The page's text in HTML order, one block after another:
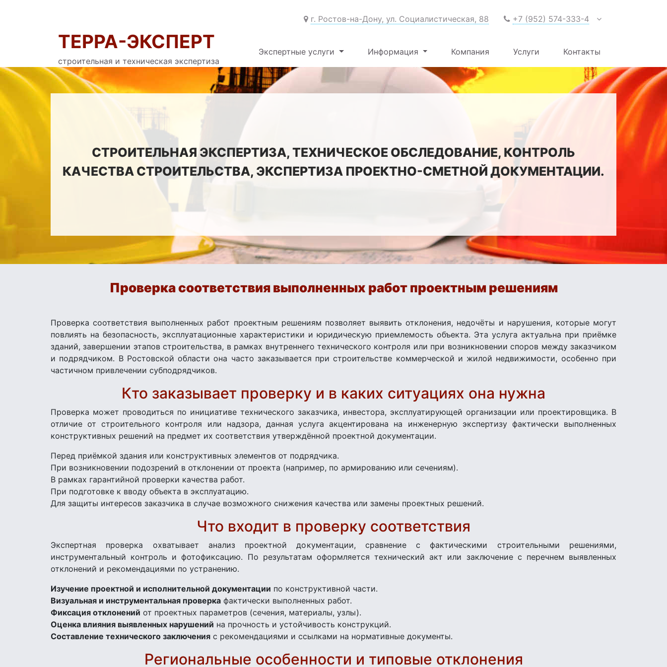
ТЕРРА-ЭКСПЕРТ
строительная и техническая экспертиза
г. Ростов-на-Дону, ул. Социалистическая, 88 +7 (952) 574-333-4
Экспертные услуги Информация Компания Услуги Контакты
СТРОИТЕЛЬНАЯ ЭКСПЕРТИЗА, ТЕХНИЧЕСКОЕ ОБСЛЕДОВАНИЕ, КОНТРОЛЬ
КАЧЕСТВА СТРОИТЕЛЬСТВА, ЭКСПЕРТИЗА ПРОЕКТНО-СМЕТНОЙ ДОКУМЕНТАЦИИ.
Проверка соответствия выполненных работ проектным решениям
Проверка соответствия выполненных работ проектным решениям позволяет выявить отклонения, недочёты и нарушения, которые могут
повлиять на безопасность, эксплуатационные характеристики и юридическую приемлемость объекта. Эта услуга актуальна при приёмке
зданий, завершении этапов строительства, в рамках внутреннего технического контроля или при возникновении споров между заказчиком
и подрядчиком. В Ростовской области она часто заказывается при строительстве коммерческой и жилой недвижимости, особенно при
частичном привлечении субподрядчиков.
Кто заказывает проверку и в каких ситуациях она нужна
Проверка может проводиться по инициативе технического заказчика, инвестора, эксплуатирующей организации или проектировщика. В
отличие от строительного контроля или надзора, данная услуга акцентирована на инженерную экспертизу фактически выполненных
конструктивных решений на предмет их соответствия утверждённой проектной документации.
Перед приёмкой здания или конструктивных элементов от подрядчика.
При возникновении подозрений в отклонении от проекта (например, по армированию или сечениям).
В рамках гарантийной проверки качества работ.
При подготовке к вводу объекта в эксплуатацию.
Для защиты интересов заказчика в случае возможного снижения качества или замены проектных решений.
Что входит в проверку соответствия
Экспертная проверка охватывает анализ проектной документации, сравнение с фактическими строительными решениями,
инструментальный контроль и фотофиксацию. По результатам оформляется технический акт или заключение с перечнем выявленных
отклонений и рекомендациями по устранению.
Изучение проектной и исполнительной документации по конструктивной части.
Визуальная и инструментальная проверка фактически выполненных работ.
Фиксация отклонений от проектных параметров (сечения, материалы, узлы).
Оценка влияния выявленных нарушений на прочность и устойчивость конструкций.
Составление технического заключения с рекомендациями и ссылками на нормативные документы.
Региональные особенности и типовые отклонения